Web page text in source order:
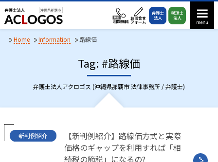
i
t
e
Home Information 路線価
Tag: #路線価
弁護士法人アクロゴス (沖縄県那覇市 法律事務所 / 弁護士)
C
a
新判例紹介
【新判例紹介】路線価方式と実際
価格のギャップを利用すれば「相
続税の節税」になるの?